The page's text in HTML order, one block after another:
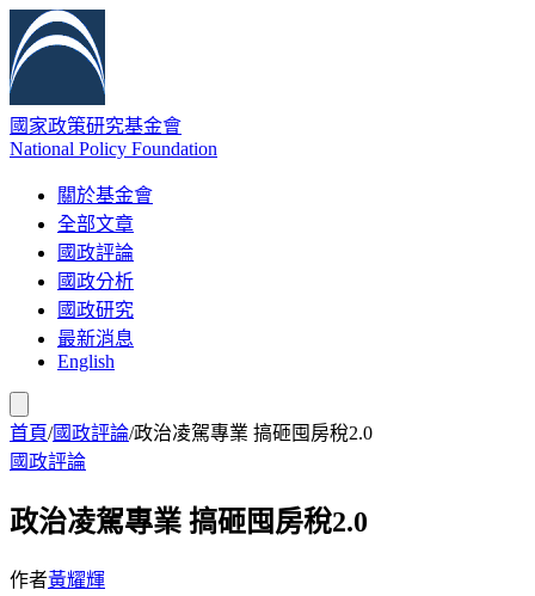
國家政策研究基金會
National Policy Foundation
關於基金會
全部文章
國政評論
國政分析
國政研究
最新消息
English
首頁/國政評論/政治凌駕專業 搞砸囤房稅2.0
國政評論
政治凌駕專業 搞砸囤房稅2.0
作者黃耀輝